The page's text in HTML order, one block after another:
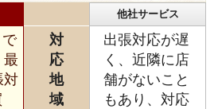
他社サービス
最
対
対
応
地
域
出張対応が遅
く、近隣に店
舗がないこと
もあり、対応